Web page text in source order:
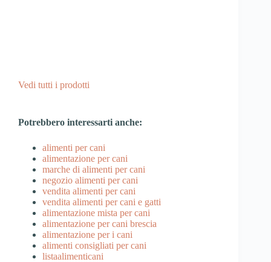
Vedi tutti i prodotti
Potrebbero interessarti anche:
alimenti per cani
alimentazione per cani
marche di alimenti per cani
negozio alimenti per cani
vendita alimenti per cani
vendita alimenti per cani e gatti
alimentazione mista per cani
alimentazione per cani brescia
alimentazione per i cani
alimenti consigliati per cani
listaalimenticani